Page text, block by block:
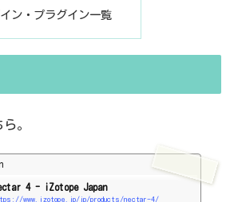
ン・プラグイン一覧
。
4 - iZotope Japan
www.izotope.jp/jp/products/nectar-4/